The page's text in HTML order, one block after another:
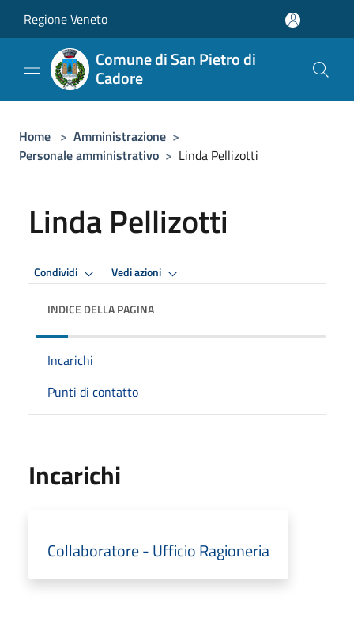
Regione Veneto
Comune di San Pietro di
Cadore
Home > Amministrazione >
Personale amministrativo > Linda Pellizotti
Linda Pellizotti
Condividi Vedi azioni
INDICE DELLA PAGINA
Incarichi
Punti di contatto
Incarichi
Collaboratore - Ufficio Ragioneria